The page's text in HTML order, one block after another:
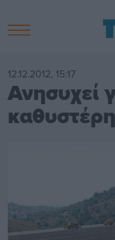
12.12.2012, 15:17
Ανησυχεί